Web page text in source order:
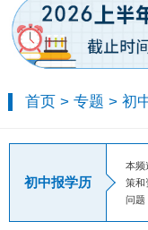
首页 >专题 >初
初中报学历
本频
策和
问题